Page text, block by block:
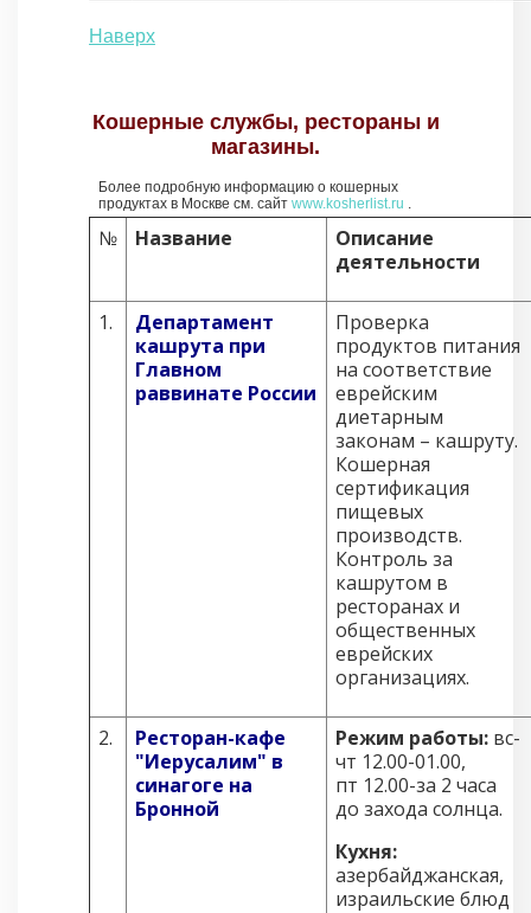
Наверх
Кошерные службы, рестораны и
магазины.
Более подробную информацию о кошерных
продуктах в Москве см. сайт www.kosherlist.ru .
№ Название
Описание
деятельности
1.
Департамент
кашрута при
Главном
раввинате России
Проверка
продуктов питания
на соответствие
еврейским
диетарным
законам – кашруту.
Кошерная
сертификация
пищевых
производств.
Контроль за
кашрутом в
ресторанах и
общественных
еврейских
организациях.
2.
Ресторан-кафе
"Иерусалим" в
синагоге на
Бронной
Режим работы: вс-
чт 12.00-01.00,
пт 12.00-за 2 часа
до захода солнца.
Кухня:
азербайджанская,
израильские блюд